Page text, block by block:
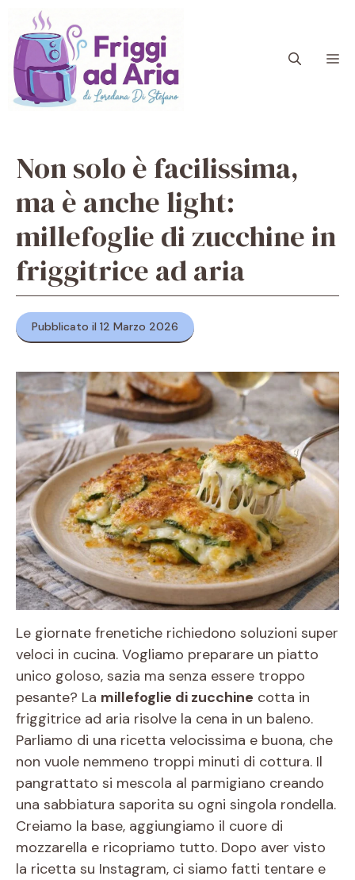
contenuto
Non solo è facilissima,
ma è anche light:
millefoglie di zucchine in
friggitrice ad aria
Pubblicato il 12 Marzo 2026
Le giornate frenetiche richiedono soluzioni super
veloci in cucina. Vogliamo preparare un piatto
unico goloso, sazia ma senza essere troppo
pesante? La millefoglie di zucchine cotta in
friggitrice ad aria risolve la cena in un baleno.
Parliamo di una ricetta velocissima e buona, che
non vuole nemmeno troppi minuti di cottura. Il
pangrattato si mescola al parmigiano creando
una sabbiatura saporita su ogni singola rondella.
Creiamo la base, aggiungiamo il cuore di
mozzarella e ricopriamo tutto. Dopo aver visto
la ricetta su Instagram, ci siamo fatti tentare e